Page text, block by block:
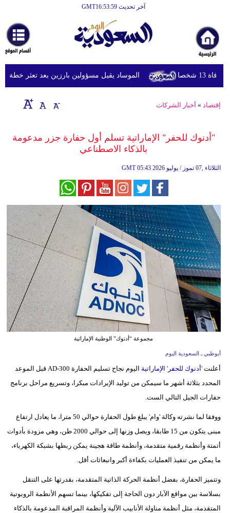
آخر تحديث GMT16:53:59
أخبارعاجلة
رياضة
ثقافة
إقتصاد
وموسيقى
سياحة
وسفر
ديكور
أخبار
إعلام
تعليم
علوم
وتكنولوجيا
مدوَّنات
فيديو
سيارات
الموساد يقيل مسؤولين بارزين بعد تعثر خطة شخصا
إقتصاد » أخبار الشركات
"أدنوك للحفر" الإماراتية تسلم أول حفارة جزر مدعومة
بالذكاء الاصطناعي
GMT 05:43 2026 الثلاثاء ,07 تموز / يوليو
مجموعة “أدنوك” الوطنية الإماراتية
أبوظبي ـ السعودية اليوم
أعلنت 'أدنوك للحفر' الإماراتية
اليوم نجاح تسليم الحفارة AD-300 قبل الموعد
المحدد بثلاثة أشهر ما سيمكن من توليد الإيرادات مبكرا، وتسريع مراحل برنامج
حفارات الجيل التالي الست.
ووفقا لما نشرته وكالة 'وام' يبلغ طول الحفارة حوالي 50 مترا، ما يعادل ارتفاع
مبنى يتكون من 15 طابقا، ويصل وزنها إلى حوالي 2000 طن، وهي مزودة بأدوات
أتمتة وأنظمة رقمية متقدمة، وأنظمة طاقة هجينة يمكن ربطها بشبكة الكهرباء،
ما يمكن من تنفيذ العمليات بكفاءة أكبر وانبعاثات أقل.
وتتميز الحفارة، بفضل أنظمة الحركة الذاتية المتقدمة، بقدرتها على التنقل
بسلاسة بين مواقع الآبار دون الحاجة إلى تفكيكها، بينما تسهم الأنظمة الروبوتية
المتقدمة، مثل أنظمة مناولة الأنابيب الآلية وأنظمة المراقبة المدعومة بالذكاء